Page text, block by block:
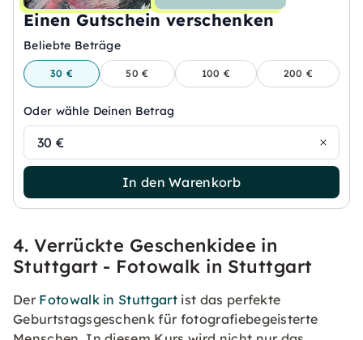
Einen Gutschein verschenken
Beliebte Beträge
30 € 50 € 100 € 200 €
Oder wähle Deinen Betrag
30 €
In den Warenkorb
4. Verrückte Geschenkidee in
Stuttgart - Fotowalk in Stuttgart
Der Fotowalk in Stuttgart ist das perfekte
Geburtstagsgeschenk für fotografiebegeisterte